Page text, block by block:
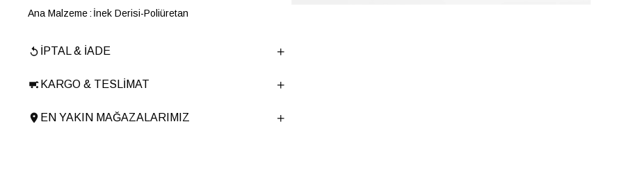
Ana Malzeme İnek Derisi-Poliüretan
Topuk Boyu
7 cm
Ürün Cinsi
Orta Topuk
Menşei
İPTAL & İADE
KARGO & TESLIMAT
EN YAKIN MAĞAZALARIMIZ